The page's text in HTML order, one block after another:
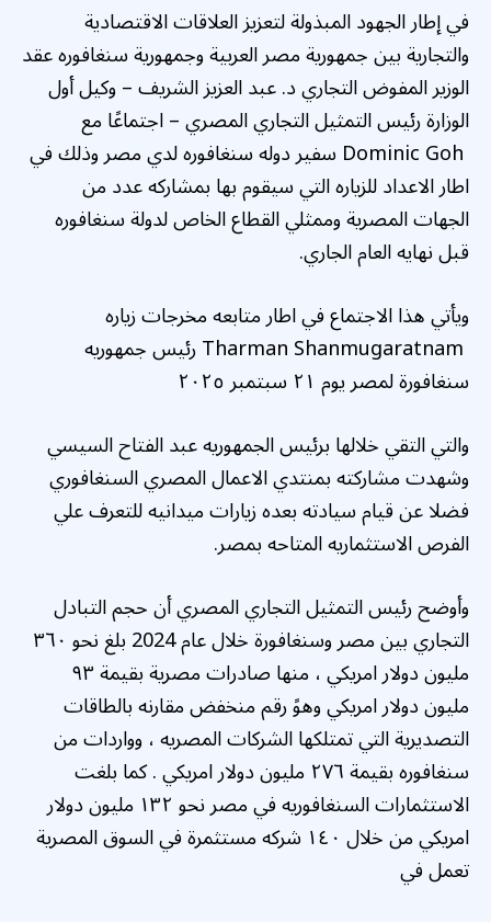
في إطار الجهود المبذولة لتعزيز العلاقات الاقتصادية
والتجارية بين جمهورية مصر العربية وجمهورية سنغافوره عقد
الوزير المفوض التجاري د. عبد العزيز الشريف – وكيل أول
الوزارة رئيس التمثيل التجاري المصري – اجتماعًا مع
Dominic Goh سفير دوله سنغافوره لدي مصر وذلك في
اطار الاعداد للزياره التي سيقوم بها بمشاركه عدد من
الجهات المصرية وممثلي القطاع الخاص لدولة سنغافوره
قبل نهايه العام الجاري.
‏‎ويأتي هذا الاجتماع في اطار متابعه مخرجات زياره
Tharman Shanmugaratnam رئيس جمهوريه
سنغافورة لمصر يوم ٢١ سبتمبر ٢٠٢٥
والتي التقي خلالها برئيس الجمهوريه عبد الفتاح السيسي
وشهدت مشاركته بمنتدي الاعمال المصري السنغافوري
فضلا عن قيام سيادته بعده زيارات ميدانيه للتعرف علي
الفرص الاستثماريه المتاحه بمصر.
‏‎وأوضح رئيس التمثيل التجاري المصري أن حجم التبادل
التجاري بين مصر وسنغافورة خلال عام 2024 بلغ نحو ٣٦٠
مليون دولار امريكي ، منها صادرات مصرية بقيمة ٩٣
مليون دولار امريكي وهوً رقم منخفض مقارنه بالطاقات
التصديرية التي تمتلكها الشركات المصريه ، وواردات من
سنغافوره بقيمة ٢٧٦ مليون دولار امريكي . كما بلغت
الاستثمارات السنغافوريه في مصر نحو ١٣٢ مليون دولار
امريكي من خلال ١٤٠ شركه مستثمرة في السوق المصرية
تعمل في